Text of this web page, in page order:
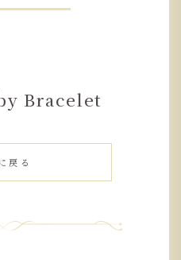
Bracelet
戻る